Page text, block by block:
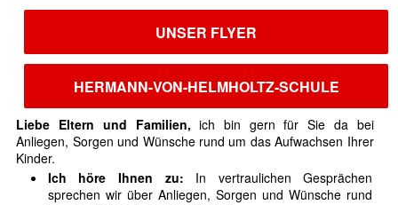
UNSER FLYER
HERMANN-VON-HELMHOLTZ-SCHULE
Liebe Eltern und Familien, ich bin gern für Sie da bei
Anliegen, Sorgen und Wünsche rund um das Aufwachsen Ihrer
Kinder.
Ich höre Ihnen zu: In vertraulichen Gesprächen
sprechen wir über Anliegen, Sorgen und Wünsche rund